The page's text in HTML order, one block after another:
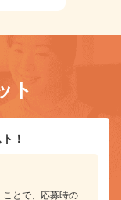
ト
！
とで、応募時の